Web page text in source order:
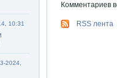
Комментариев
RSS лента
10:31
2024,